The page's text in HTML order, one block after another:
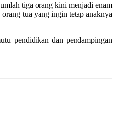
tiga orang kini menjadi enam
tua yang ingin tetap anaknya
pendidikan dan pendampingan